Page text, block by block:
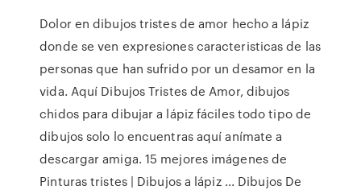
Dolor en dibujos tristes de amor hecho a lápiz
donde se ven expresiones caracteristicas de las
personas que han sufrido por un desamor en la
vida. Aquí Dibujos Tristes de Amor, dibujos
chidos para dibujar a lápiz fáciles todo tipo de
dibujos solo lo encuentras aquí anímate a
descargar amiga. 15 mejores imágenes de
Pinturas tristes | Dibujos a lápiz ... Dibujos De